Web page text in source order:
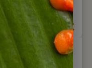
ab1.195€